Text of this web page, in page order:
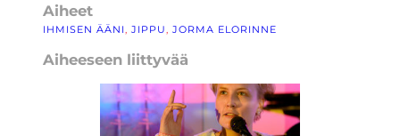
Aiheet
IHMISEN ÄÄNI JIPPU JORMA ELORINNE
Aiheeseen liittyvää